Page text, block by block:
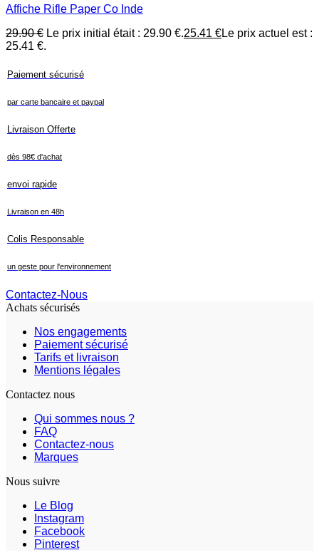
Affiche Rifle Paper Co Inde
29.90€ Le prix initial était : 29.90 €.25.41 €Le prix actuel est :
25.41 €.
Paiement sécurisé
par carte bancaire et paypal
Livraison Offerte
dès 98€ d'achat
envoi rapide
Livraison en 48h
Colis Responsable
un geste pour l'environnement
Contactez-Nous
Achats sécurisés
Nos engagements
Paiement sécurisé
Tarifs et livraison
Mentions légales
Contactez nous
Qui sommes nous ?
FAQ
Contactez-nous
Marques
Nous suivre
Le Blog
Instagram
Facebook
Pinterest